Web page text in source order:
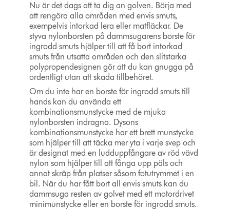
Nu är det dags att ta dig an golven. Börja med
att rengöra alla områden med envis smuts,
exempelvis intorkad lera eller matfläckar. De
styva nylonborsten på dammsugarens borste för
ingrodd smuts hjälper till att få bort intorkad
smuts från utsatta områden och den slitstarka
polypropendesignen gör att du kan gnugga på
ordentligt utan att skada tillbehöret.
Om du inte har en borste för ingrodd smuts till
hands kan du använda ett
kombinationsmunstycke med de mjuka
nylonborsten indragna. Dysons
kombinationsmunstycke har ett brett munstycke
som hjälper till att täcka mer yta i varje svep och
är designat med en ludduppfångare av röd vävd
nylon som hjälper till att fånga upp päls och
annat skräp från platser såsom fotutrymmet i en
bil. När du har fått bort all envis smuts kan du
dammsuga resten av golvet med ett motordrivet
minimunstycke eller en borste för ingrodd smuts.